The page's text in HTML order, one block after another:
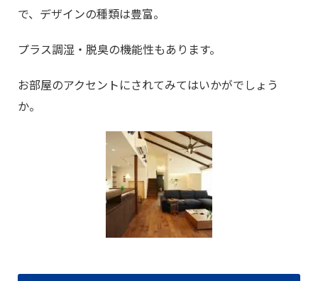
で、デザインの種類は豊富。
プラス調湿・脱臭の機能性もあります。
お部屋のアクセントにされてみてはいかがでしょう
か。